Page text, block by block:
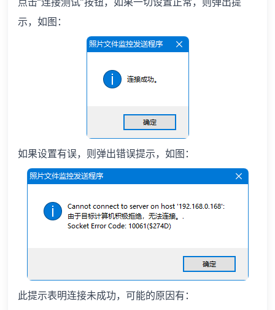
示，如图：
如果设置有误，则弹出错误提示，如图：
此提示表明连接未成功，可能的原因有：